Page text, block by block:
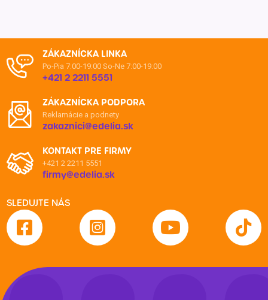
ZÁKAZNÍCKA LINKA
Po-Pia 7:00-19:00 So-Ne 7:00-19:00
+421 2 2211 5551
ZÁKAZNÍCKA PODPORA
Reklamácie a podnety
zakaznici@edelia.sk
KONTAKT PRE FIRMY
+421 2 2211 5551
firmy@edelia.sk
SLEDUJTE NÁS